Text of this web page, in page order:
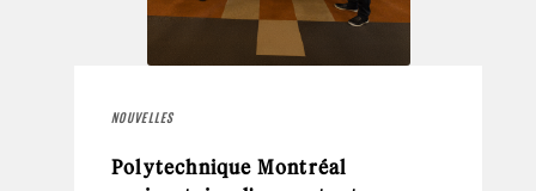
NOUVELLES
Polytechnique Montréal